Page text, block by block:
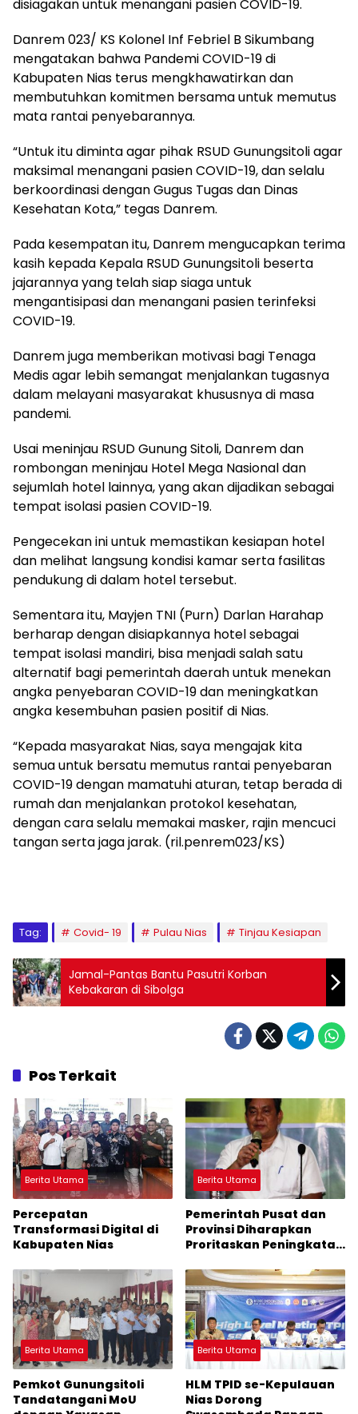
disiagakan untuk menangani pasien COVID-19.
Danrem 023/ KS Kolonel Inf Febriel B Sikumbang
mengatakan bahwa Pandemi COVID-19 di
Kabupaten Nias terus mengkhawatirkan dan
membutuhkan komitmen bersama untuk memutus
mata rantai penyebarannya.
“Untuk itu diminta agar pihak RSUD Gunungsitoli agar
maksimal menangani pasien COVID-19, dan selalu
berkoordinasi dengan Gugus Tugas dan Dinas
Kesehatan Kota,” tegas Danrem.
Pada kesempatan itu, Danrem mengucapkan terima
kasih kepada Kepala RSUD Gunungsitoli beserta
jajarannya yang telah siap siaga untuk
mengantisipasi dan menangani pasien terinfeksi
COVID-19.
Danrem juga memberikan motivasi bagi Tenaga
Medis agar lebih semangat menjalankan tugasnya
dalam melayani masyarakat khususnya di masa
pandemi.
Usai meninjau RSUD Gunung Sitoli, Danrem dan
rombongan meninjau Hotel Mega Nasional dan
sejumlah hotel lainnya, yang akan dijadikan sebagai
tempat isolasi pasien COVID-19.
Pengecekan ini untuk memastikan kesiapan hotel
dan melihat langsung kondisi kamar serta fasilitas
pendukung di dalam hotel tersebut.
Sementara itu, Mayjen TNI (Purn) Darlan Harahap
berharap dengan disiapkannya hotel sebagai
tempat isolasi mandiri, bisa menjadi salah satu
alternatif bagi pemerintah daerah untuk menekan
angka penyebaran COVID-19 dan meningkatkan
angka kesembuhan pasien positif di Nias.
“Kepada masyarakat Nias, saya mengajak kita
semua untuk bersatu memutus rantai penyebaran
COVID-19 dengan mamatuhi aturan, tetap berada di
rumah dan menjalankan protokol kesehatan,
dengan cara selalu memakai masker, rajin mencuci
tangan serta jaga jarak. (ril.penrem023/KS)
Tag: Covid- 19 Pulau Nias Tinjau Kesiapan
Jamal-Pantas Bantu Pasutri Korban
Kebakaran di Sibolga
Pos Terkait
Berita Utama
Percepatan
Transformasi Digital di
Kabupaten Nias
Berita Utama
Pemerintah Pusat dan
Provinsi Diharapkan
Proritaskan Peningkatan
Kepulauan Nias
Berita Utama
Pemkot Gunungsitoli
Tandatangani MoU
Berita Utama
HLM TPID se-Kepulauan
Nias Dorong